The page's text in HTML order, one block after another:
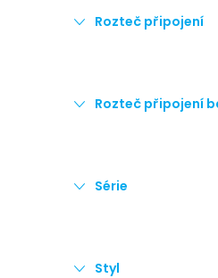
Rozteč připojení
Rozteč připojení
Série
Styl